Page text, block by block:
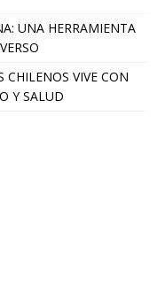
UNA HERRAMIENTA
VIVE CON
Y SALUD